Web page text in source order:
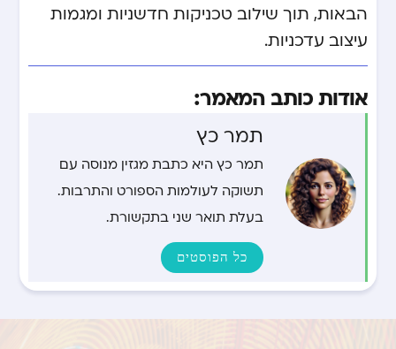
הבאות, תוך שילוב טכניקות חדשניות ומגמות
עיצוב עדכניות.
אודות כותב המאמר:
תמר כץ
תמר כץ היא כתבת מגזין מנוסה עם
תשוקה לעולמות הספורט והתרבות.
בעלת תואר שני בתקשורת.
כל הפוסטים